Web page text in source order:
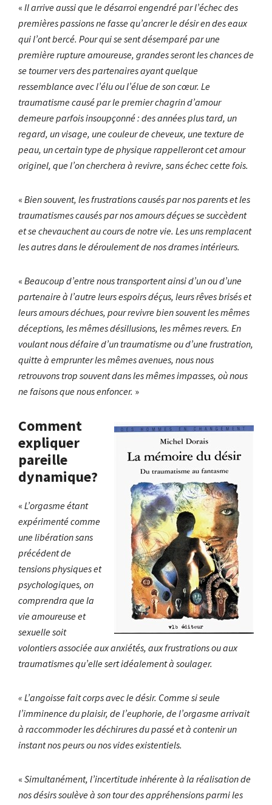
« Il arrive aussi que le désarroi engendré par l’échec des
premières passions ne fasse qu’ancrer le désir en des eaux
qui l’ont bercé. Pour qui se sent désemparé par une
première rupture amoureuse, grandes seront les chances de
se tourner vers des partenaires ayant quelque
ressemblance avec l’élu ou l’élue de son cœur. Le
traumatisme causé par le premier chagrin d’amour
demeure parfois insoupçonné : des années plus tard, un
regard, un visage, une couleur de cheveux, une texture de
peau, un certain type de physique rappelleront cet amour
originel, que l’on cherchera à revivre, sans échec cette fois.
« Bien souvent, les frustrations causés par nos parents et les
traumatismes causés par nos amours déçues se succèdent
et se chevauchent au cours de notre vie. Les uns remplacent
les autres dans le déroulement de nos drames intérieurs.
« Beaucoup d’entre nous transportent ainsi d’un ou d’une
partenaire à l’autre leurs espoirs déçus, leurs rêves brisés et
leurs amours déchues, pour revivre bien souvent les mêmes
déceptions, les mêmes désillusions, les mêmes revers. En
voulant nous défaire d’un traumatisme ou d’une frustration,
quitte à emprunter les mêmes avenues, nous nous
retrouvons trop souvent dans les mêmes impasses, où nous
ne faisons que nous enfoncer. »
Comment
expliquer
pareille
dynamique?
« L’orgasme étant
expérimenté comme
une libération sans
précédent de
tensions physiques et
psychologiques, on
comprendra que la
vie amoureuse et
sexuelle soit
volontiers associée aux anxiétés, aux frustrations ou aux
traumatismes qu’elle sert idéalement à soulager.
« L’angoisse fait corps avec le désir. Comme si seule
l’imminence du plaisir, de l’euphorie, de l’orgasme arrivait
à raccommoder les déchirures du passé et à contenir un
instant nos peurs ou nos vides existentiels.
« Simultanément, l’incertitude inhérente à la réalisation de
nos désirs soulève à son tour des appréhensions parmi les